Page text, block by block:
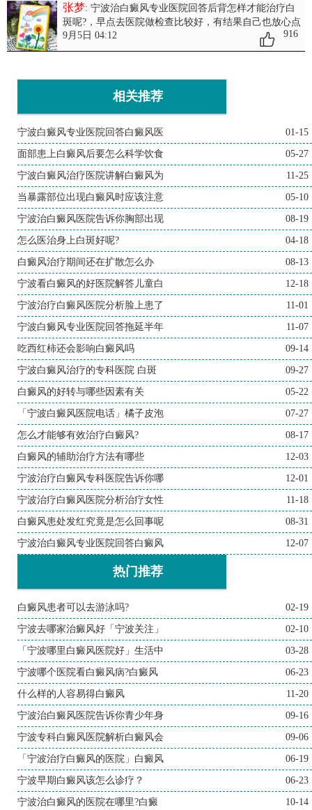
张梦: 宁波治白癜风专业医院回答后背怎样才能治疗白
斑呢? ，早点去医院做检查比较好，有结果自己也放心点
9月5日 04:12
916
相关推荐
宁波白癜风专业医院回答白癜风医 01-15
面部患上白癜风后要怎么科学饮食 05-27
宁波白癜风治疗医院讲解白癜风为 11-25
当暴露部位出现白癜风时应该注意 05-10
宁波治白癜风医院告诉你胸部出现 08-19
怎么医治身上白斑好呢? 04-18
白癜风治疗期间还在扩散怎么办 08-13
宁波看白癜风的好医院解答儿童白 12-18
宁波治疗白癜风医院分析脸上患了 11-01
宁波白癜风专业医院回答拖延半年 11-07
吃西红柿还会影响白癜风吗 09-14
宁波白癜风治疗的专科医院 白斑 09-27
白癜风的好转与哪些因素有关 05-22
「宁波白癜风医院电话」橘子皮泡 07-27
怎么才能够有效治疗白癜风? 08-17
白癜风的辅助治疗方法有哪些 12-03
宁波治疗白癜风专科医院告诉你哪 12-01
宁波治疗白癜风医院分析治疗女性 11-18
白癜风患处发红究竟是怎么回事呢 08-31
宁波治白癜风专业医院回答白癜风 12-07
热门推荐
白癜风患者可以去游泳吗? 02-19
宁波去哪家治癜风好「宁波关注」 02-10
「宁波哪里白癜风医院好」生活中 03-28
宁波哪个医院看白癜风病?白癜风 06-23
什么样的人容易得白癜风 11-20
宁波治白癜风医院告诉你青少年身 09-16
宁波专科白癜风医院解析白癜风会 09-06
「宁波治疗白癜风的医院」白癜风 06-19
宁波早期白癜风该怎么诊疗？ 06-23
宁波治白癜风的医院在哪里?白癜 10-14